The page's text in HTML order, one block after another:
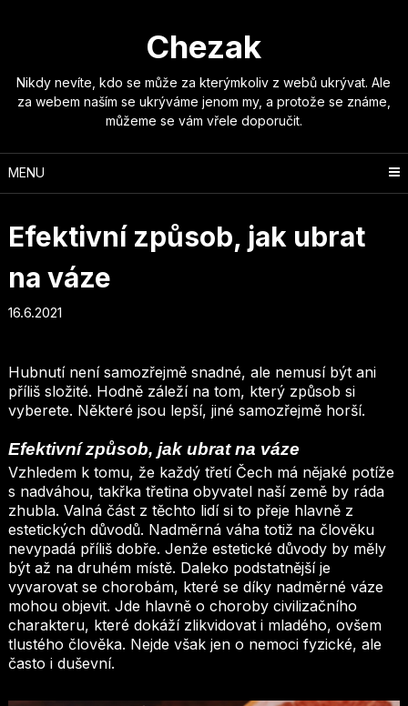
Chezak
Nikdy nevíte, kdo se může za kterýmkoliv z webů ukrývat. Ale
za webem naším se ukrýváme jenom my, a protože se známe,
můžeme se vám vřele doporučit.
MENU
Efektivní způsob, jak ubrat
na váze
16.6.2021
Hubnutí není samozřejmě snadné, ale nemusí být ani
příliš složité. Hodně záleží na tom, který způsob si
vyberete. Některé jsou lepší, jiné samozřejmě horší.
Efektivní způsob, jak ubrat na váze
Vzhledem k tomu, že každý třetí Čech má nějaké potíže
s nadváhou, takřka třetina obyvatel naší země by ráda
zhubla. Valná část z těchto lidí si to přeje hlavně z
estetických důvodů. Nadměrná váha totiž na člověku
nevypadá příliš dobře. Jenže estetické důvody by měly
být až na druhém místě. Daleko podstatnější je
vyvarovat se chorobám, které se díky nadměrné váze
mohou objevit. Jde hlavně o choroby civilizačního
charakteru, které dokáží zlikvidovat i mladého, ovšem
tlustého člověka. Nejde však jen o nemoci fyzické, ale
často i duševní.